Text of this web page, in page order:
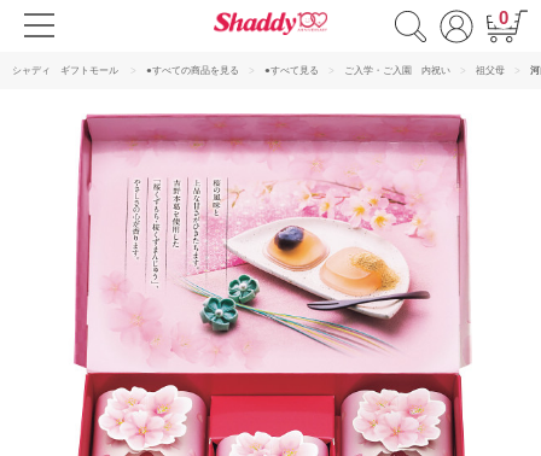
0
シャディ ギフトモール ●すべての商品を見る ●すべて見る ご入学・ご入園 内祝い 祖父母